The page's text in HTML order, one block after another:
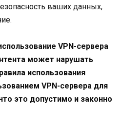
ваших данных,
VPN-сервера
может нарушать
использования
VPN-сервера для
это допустимо и законно